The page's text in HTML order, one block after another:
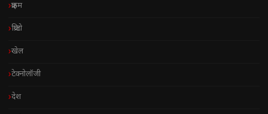
क्राइम
क्रिप्टो
खेल
टेक्नोलॉजी
देश